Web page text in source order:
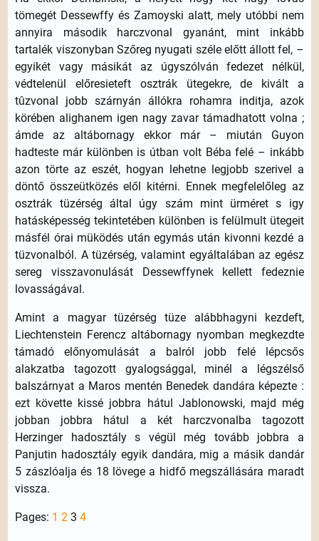
tömegét Dessewffy és Zamoyski alatt, mely utóbbi nem
annyira második harczvonal gyanánt, mint inkább
tartalék viszonyban Szőreg nyugati széle előtt állott fel, –
egyikét vagy másikát az úgyszólván fedezet nélkül,
védtelenül előresieteft osztrák ütegekre, de kivált a
tûzvonal jobb szárnyán állókra rohamra inditja, azok
körében alighanem igen nagy zavar támadhatott volna ;
ámde az altábornagy ekkor már – miután Guyon
hadteste már különben is útban volt Béba felé – inkább
azon törte az eszét, hogyan lehetne legjobb szerivel a
döntő összeütközés elől kitérni. Ennek megfelelőleg az
osztrák tüzérség által úgy szám mint ürméret s igy
hatásképesség tekintetében különben is felülmult ütegeit
másfél órai müködés után egymás után kivonni kezdé a
tüzvonalból. A tüzérség, valamint egyáltalában az egész
sereg visszavonulását Dessewffynek kellett fedeznie
lovasságával.
Amint a magyar tüzérség tüze alábbhagyni kezdeft,
Liechtenstein Ferencz altábornagy nyomban megkezdte
támadó előnyomulását a balról jobb felé lépcsős
alakzatba tagozott gyalogsággal, minél a légszélső
balszárnyat a Maros mentén Benedek dandára képezte :
ezt követte kissé jobbra hátul Jablonowski, majd még
jobban jobbra hátul a két harczvonalba tagozott
Herzinger hadosztály s végül még tovább jobbra a
Panjutin hadosztály egyik dandára, mig a másik dandár
5 zászlóalja és 18 lövege a hidfő megszállására maradt
vissza.
Pages: 1 2 3 4